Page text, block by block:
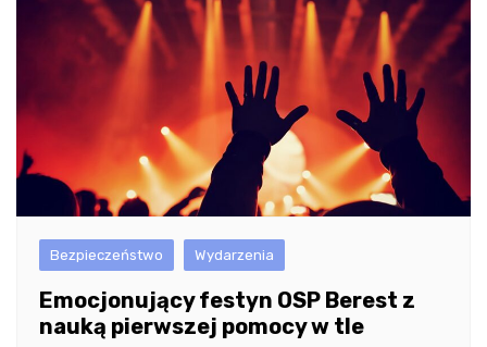
Bezpieczeństwo Wydarzenia
Emocjonujący festyn OSP Berest z
nauką pierwszej pomocy w tle